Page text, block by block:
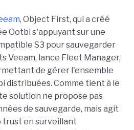
, Object First, qui a créé
Ootbi s'appuyant sur une
S3 pour sauvegarder
Veeam, lance Fleet Manager,
de gérer l'ensemble
distribuées. Comme tient à le
solution ne propose pas
de sauvegarde, mais agit
trust en surveillant